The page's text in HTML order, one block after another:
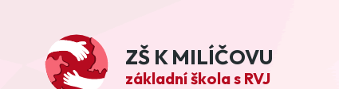
ZŠ K MILÍČOVU
základní škola s RVJ